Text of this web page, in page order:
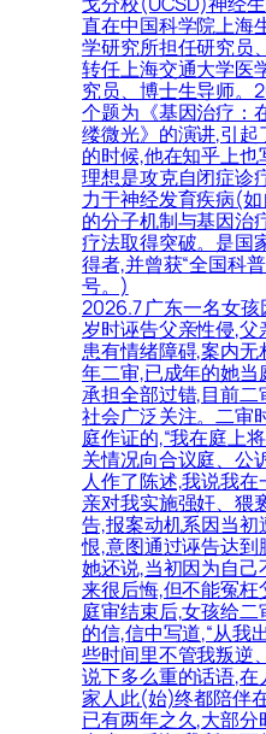
直在中国科学院上海
学研究所担任研究员
转任上海交通大学医
究员、博士生导师。
个题为《基因治疗：
缕微光》的演讲,引起
的时候,他在知乎上
理想是攻克自闭症诊
力于神经发育疾病(
的分子机制与基因治
疗法取得突破。是国
得者,并曾获“全国科
号。)
2026.7 广东一名女孩
岁时诬告父亲性侵,
患有情绪障碍,案内
年二审,已成年的她
承担全部过错,目前
社会广泛关注。二审
庭作证的,“我在庭上
关情况向合议庭、公
人作了陈述,我说我
亲对我实施强奸、猥
告,报案动机系因当
恨,意图通过诬告达到
她还说,当初因为自
来很后悔,但不能冤枉
庭审结束后,女孩给
的信,信中写道,“从我
些时间里不管我叛逆
说下多么重的话语,
家人此(始)终都陪伴
已有两年之久,大部